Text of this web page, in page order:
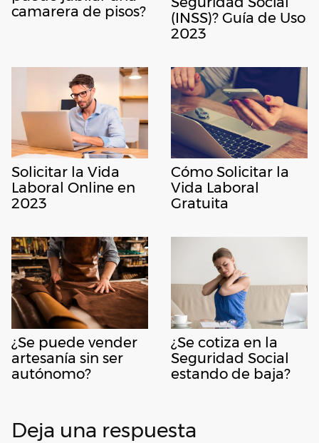
camarera de pisos?
(INSS)? Guía de Uso
2023
Solicitar la Vida
Laboral Online en
2023
Cómo Solicitar la
Vida Laboral
Gratuita
¿Se puede vender
artesanía sin ser
autónomo?
¿Se cotiza en la
Seguridad Social
estando de baja?
Deja una respuesta